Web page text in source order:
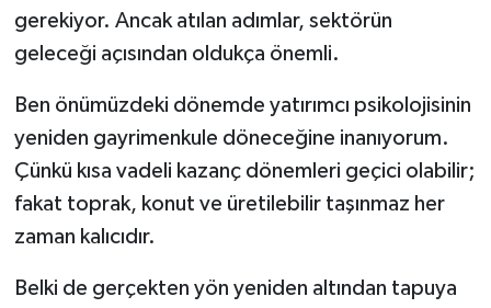
gerekiyor. Ancak atılan adımlar, sektörün
geleceği açısından oldukça önemli.
Ben önümüzdeki dönemde yatırımcı psikolojisinin
yeniden gayrimenkule döneceğine inanıyorum.
Çünkü kısa vadeli kazanç dönemleri geçici olabilir;
fakat toprak, konut ve üretilebilir taşınmaz her
zaman kalıcıdır.
Belki de gerçekten yön yeniden altından tapuya